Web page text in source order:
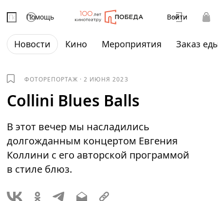
Помощь Войти
Новости Кино Мероприятия Заказ
ФОТОРЕПОРТАЖ ·2 ИЮНЯ 2023
Collini Blues Balls
В этот вечер мы насладились
долгожданным концертом Евгения
Коллини с его авторской программой
в стиле блюз.